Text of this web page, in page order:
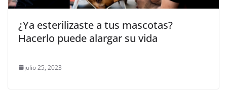
¿Ya esterilizaste a tus mascotas?
Hacerlo puede alargar su vida
julio 25, 2023